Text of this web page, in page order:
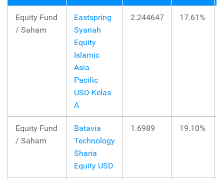
Equity Fund
/ Saham
Eastspring
Syariah
Equity
Islamic
Asia
Pacific
USD Kelas
A
2.244647 17.61%
Equity Fund
/ Saham
Batavia
Technology
Sharia
Equity USD
1.6989 19.10%